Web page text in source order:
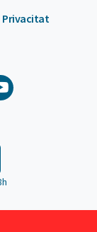
Privacitat